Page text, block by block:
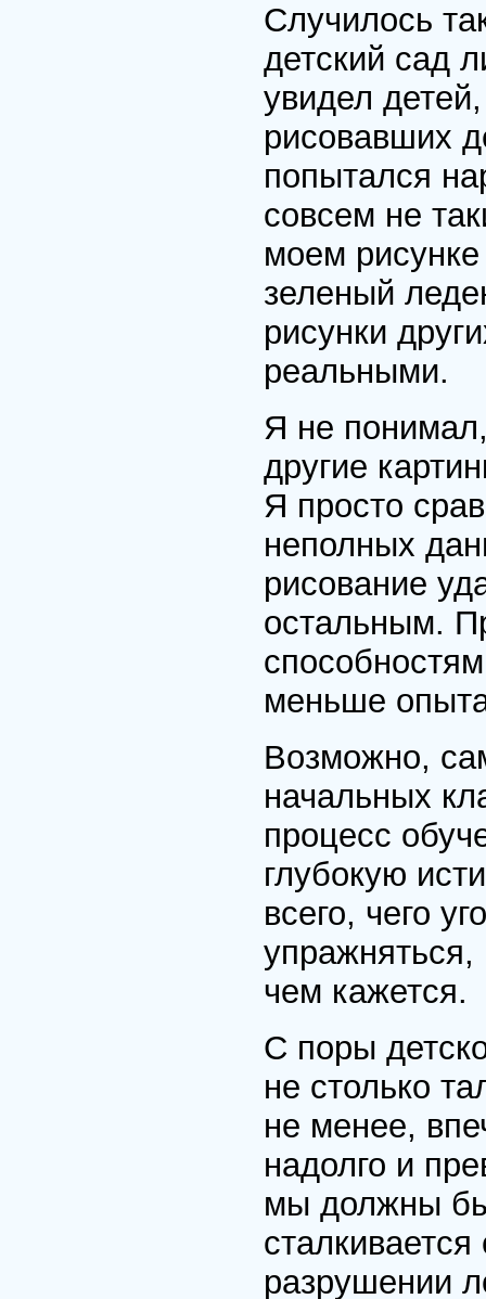
Случилось
детский сад
увидел
рисовавших
попытался
совсем не
моем
зеленый
рисунки
реальными.
Я не
другие
Я просто
неполных
рисование
остальным.
меньше
Возможно,
начальных
процесс
глубокую
всего, чего
чем кажется.
С поры
не столько
не менее,
надолго и
мы должны
разрушении